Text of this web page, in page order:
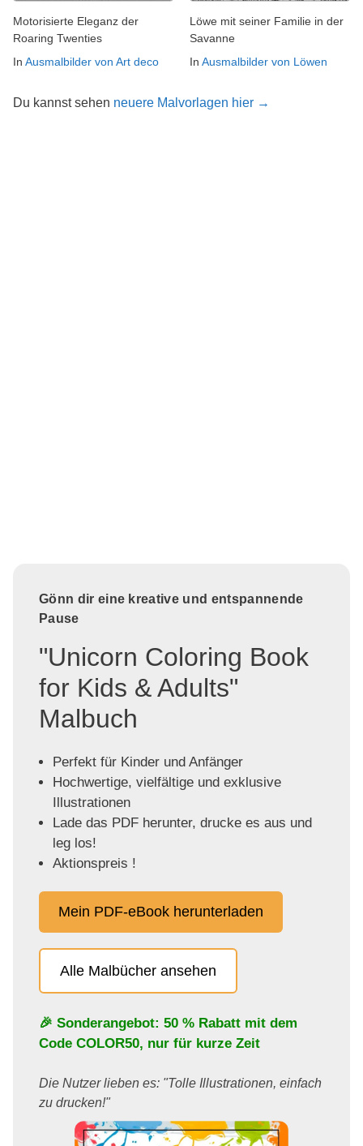
Motorisierte Eleganz der
Roaring Twenties
In Ausmalbilder von Art deco
Löwe mit seiner Familie in der
Savanne
In Ausmalbilder von Löwen
Du kannst sehen neuere Malvorlagen hier →
Gönn dir eine kreative und entspannende
Pause
"Unicorn Coloring Book
for Kids & Adults"
Malbuch
Perfekt für Kinder und Anfänger
Hochwertige, vielfältige und exklusive
Illustrationen
Lade das PDF herunter, drucke es aus und
leg los!
Aktionspreis !
Mein PDF-eBook herunterladen
Alle Malbücher ansehen
🎉 Sonderangebot: 50 % Rabatt mit dem
Code COLOR50, nur für kurze Zeit
Die Nutzer lieben es: "Tolle Illustrationen, einfach
zu drucken!"